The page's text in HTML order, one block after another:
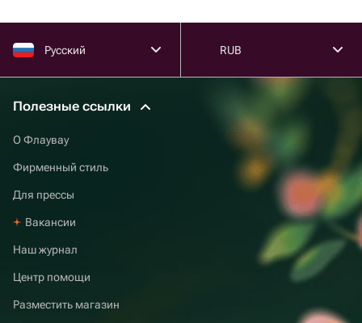
Русский RUB
Полезные ссылки
О Флаувау
Фирменный стиль
Для прессы
Вакансии
Наш журнал
Центр помощи
Разместить магазин